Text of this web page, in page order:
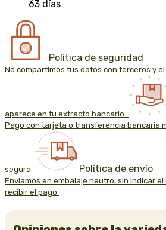
63 días
Política de seguridad
No compartimos tus datos con terceros y
aparece en tu extracto bancario.
Pago con tarjeta o transferencia bancaria
segura. Política de envío
Enviamos en embalaje neutro, sin indicar
recibir el pago.